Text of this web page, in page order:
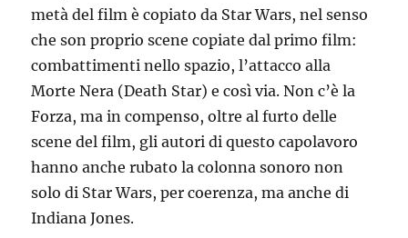
metà del film è copiato da Star Wars, nel senso
che son proprio scene copiate dal primo film:
combattimenti nello spazio, l’attacco alla
Morte Nera (Death Star) e così via. Non c’è la
Forza, ma in compenso, oltre al furto delle
scene del film, gli autori di questo capolavoro
hanno anche rubato la colonna sonoro non
solo di Star Wars, per coerenza, ma anche di
Indiana Jones.